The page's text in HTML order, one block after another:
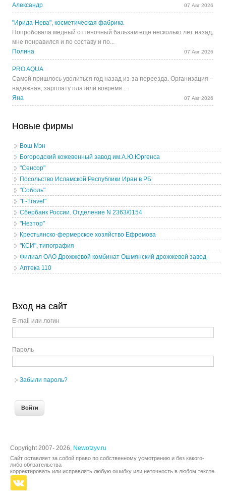
Александр
07 Авг 2026
"Ирида-Нева", косметическая фабрика
Попробовала медный оттеночный бальзам еще несколько лет назад,
мне понравился и по составу и по...
Полина
07 Авг 2026
PRO AQUA
Самой пришлось уволиться год назад из-за переезда. Организация –
надежная, зарплату платили вовремя...
Яна
07 Авг 2026
Новые фирмы
Вош Мэн
Богородский кожевенный завод им.А.Ю.Юргенса
"Сенсор"
Посольство Исламской Республики Иран в РБ
"Соболь"
"F-Travel"
Сбербанк России. Отделение N 2363/0154
"Незтор"
Крестьянско-фермерское хозяйство Ефремова
"КСИ", типография
Филиал ОАО Дрожжевой комбинат Ошмянский дрожжевой завод
Аптека 110
Вход на сайт
E-mail или логин
Пароль
Забыли пароль?
Copyright 2007- 2026, Newotzyv.ru
Сайт оставляет за собой право по собственному усмотрению и без какого-
либо обязательства
корректировать или исправлять любую ошибку или неточность в любом тексте.